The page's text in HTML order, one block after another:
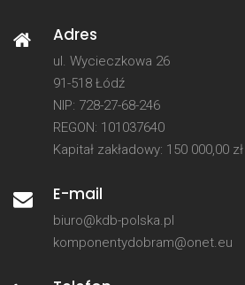
Adres
ul. Wycieczkowa 26
91-518 Łódź
NIP: 728-27-68-246
REGON: 101037640
Kapitał zakładowy: 150 000,00 zł
E-mail
biuro@kdb-polska.pl
komponentydobram@onet.eu